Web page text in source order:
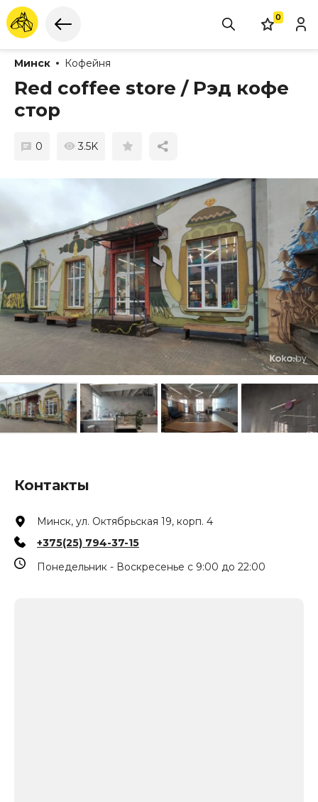
0
Минск Кофейня
Red coffee store / Рэд кофе
стор
0 3.5K
Контакты
Минск, ул. Октябрьская 19, корп. 4
+375(25) 794-37-15
Понедельник - Воскресенье с 9:00 до 22:00